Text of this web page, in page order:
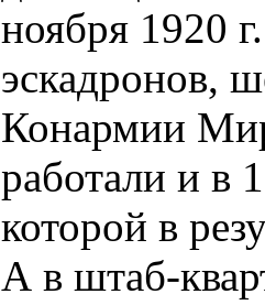
ноября 1920
эскадронов,
Конармии
работали и в
которой в
А в штаб-